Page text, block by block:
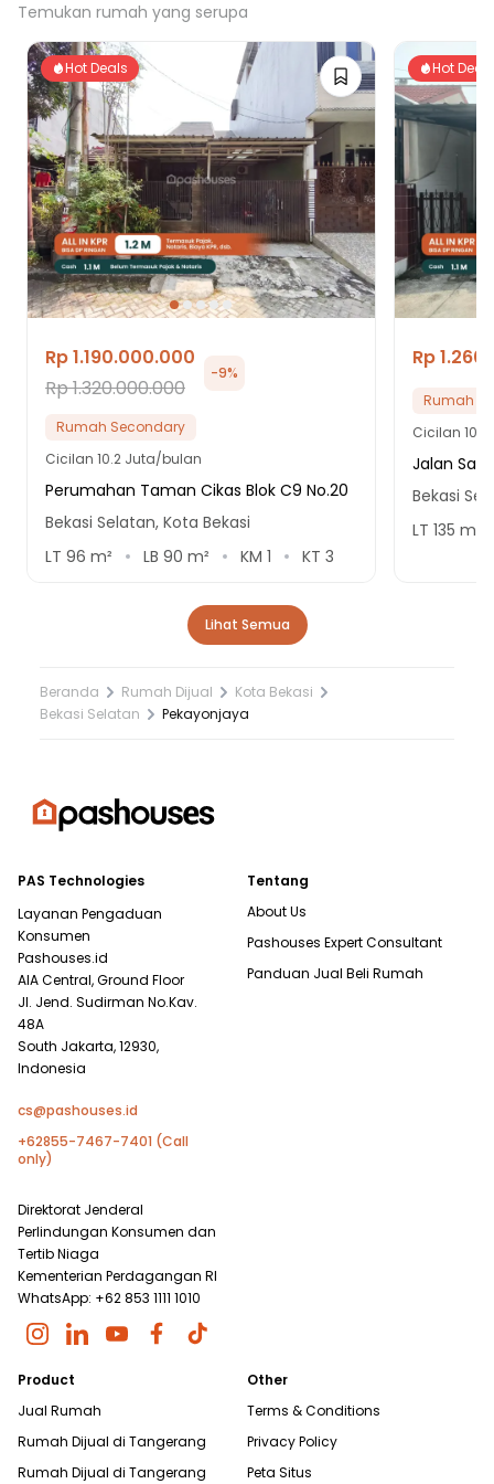
Temukan rumah yang serupa
Hot Deals
Rp 1.190.000.000
Rp 1.320.000.000
-9%
Rumah Secondary
Cicilan 10.2 Juta/bulan
Perumahan Taman Cikas Blok C9 No.20
Bekasi Selatan, Kota Bekasi
LT 96 m² LB 90 m² KM 1 KT 3
Hot Deals
Rp
Rumah
Cicilan
Jalan
Bekasi
LT 135 m²
Lihat Semua
Beranda Rumah Dijual
Kota Bekasi
Bekasi Selatan
Pekayonjaya
PAS Technologies
Layanan Pengaduan
Konsumen
Pashouses.id
AIA Central, Ground Floor
Jl. Jend. Sudirman No.Kav.
48A
South Jakarta, 12930,
Indonesia
cs@pashouses.id
+62855-7467-7401 (Call
only)
Direktorat Jenderal
Perlindungan Konsumen dan
Tertib Niaga
Kementerian Perdagangan RI
WhatsApp: +62 853 1111 1010
Tentang
About Us
Pashouses Expert Consultant
Panduan Jual Beli Rumah
Product
Jual Rumah
Rumah Dijual di Tangerang
Rumah Dijual di Tangerang
Other
Terms & Conditions
Privacy Policy
Peta Situs